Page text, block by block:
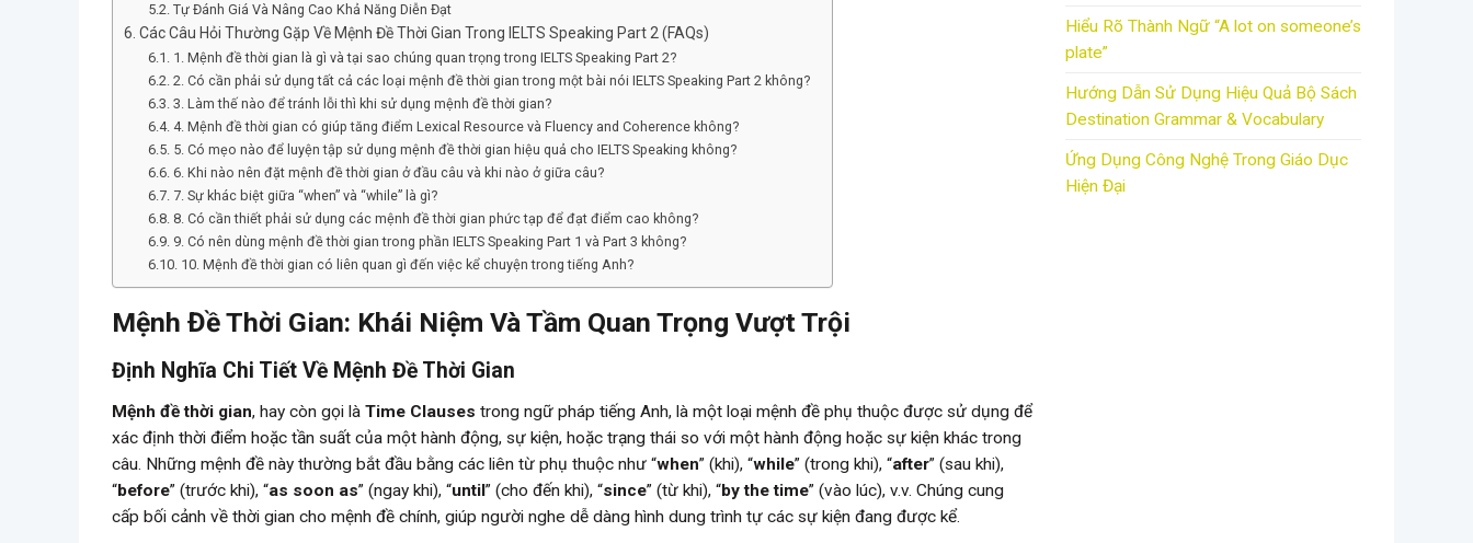
Tự Đánh Giá Và Nâng Cao Khả Năng Diễn Đạt
Các Câu Hỏi Thường Gặp Về Mệnh Đề Thời Gian Trong IELTS Speaking Part 2 (FAQs)
1. Mệnh đề thời gian là gì và tại sao chúng quan trọng trong IELTS Speaking Part 2?
2. Có cần phải sử dụng tất cả các loại mệnh đề thời gian trong một bài nói IELTS Speaking Part 2 không?
3. Làm thế nào để tránh lỗi thì khi sử dụng mệnh đề thời gian?
4. Mệnh đề thời gian có giúp tăng điểm Lexical Resource và Fluency and Coherence không?
5. Có mẹo nào để luyện tập sử dụng mệnh đề thời gian hiệu quả cho IELTS Speaking không?
6. Khi nào nên đặt mệnh đề thời gian ở đầu câu và khi nào ở giữa câu?
7. Sự khác biệt giữa “when” và “while” là gì?
8. Có cần thiết phải sử dụng các mệnh đề thời gian phức tạp để đạt điểm cao không?
9. Có nên dùng mệnh đề thời gian trong phần IELTS Speaking Part 1 và Part 3 không?
10. Mệnh đề thời gian có liên quan gì đến việc kể chuyện trong tiếng Anh?
Mệnh Đề Thời Gian: Khái Niệm Và Tầm Quan Trọng Vượt Trội
Định Nghĩa Chi Tiết Về Mệnh Đề Thời Gian
Mệnh đề thời gian, hay còn gọi là Time Clauses trong ngữ pháp tiếng Anh, là một loại mệnh đề phụ thuộc được sử dụng để
xác định thời điểm hoặc tần suất của một hành động, sự kiện, hoặc trạng thái so với một hành động hoặc sự kiện khác trong
câu. Những mệnh đề này thường bắt đầu bằng các liên từ phụ thuộc như “when” (khi), “while” (trong khi), “after” (sau khi),
“before” (trước khi), “as soon as” (ngay khi), “until” (cho đến khi), “since” (từ khi), “by the time” (vào lúc), v.v. Chúng cung
cấp bối cảnh về thời gian cho mệnh đề chính, giúp người nghe dễ dàng hình dung trình tự các sự kiện đang được kể.
Hiểu Rõ Thành Ngữ “A lot on someone’s
plate”
Hướng Dẫn Sử Dụng Hiệu Quả Bộ Sách
Destination Grammar & Vocabulary
Ứng Dụng Công Nghệ Trong Giáo Dục
Hiện Đại